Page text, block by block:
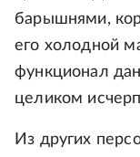
барышнями,
его холодной
функционал
целиком
Из других